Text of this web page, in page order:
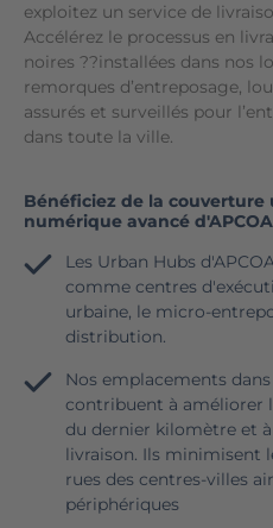
exploitez un service de
Accélérez le processus en
noires ??installées dans nos
remorques d’entreposage,
assurés et surveillés pour
dans toute la ville.
Bénéficiez de la couverture
numérique avancé
Les Urban Hubs
comme centres
urbaine, le micro-
distribution.
Nos emplacements
contribuent à améliorer
du dernier kilomètre et
livraison. Ils minimisent
rues des centres-villes
périphériques